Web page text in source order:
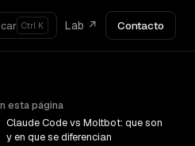
Ctrl K Lab ↗ Contacto
esta página
Claude Code vs Moltbot: que son
y en que se diferencian